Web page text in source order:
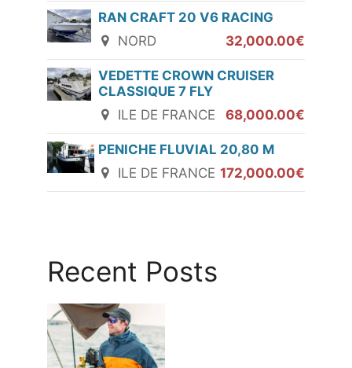
RAN CRAFT 20 V6 RACING
NORD
32,000.00€
VEDETTE CROWN CRUISER
CLASSIQUE 7 FLY
ILE DE FRANCE
68,000.00€
PENICHE FLUVIAL 20,80 M
ILE DE FRANCE 172,000.00€
Recent Posts